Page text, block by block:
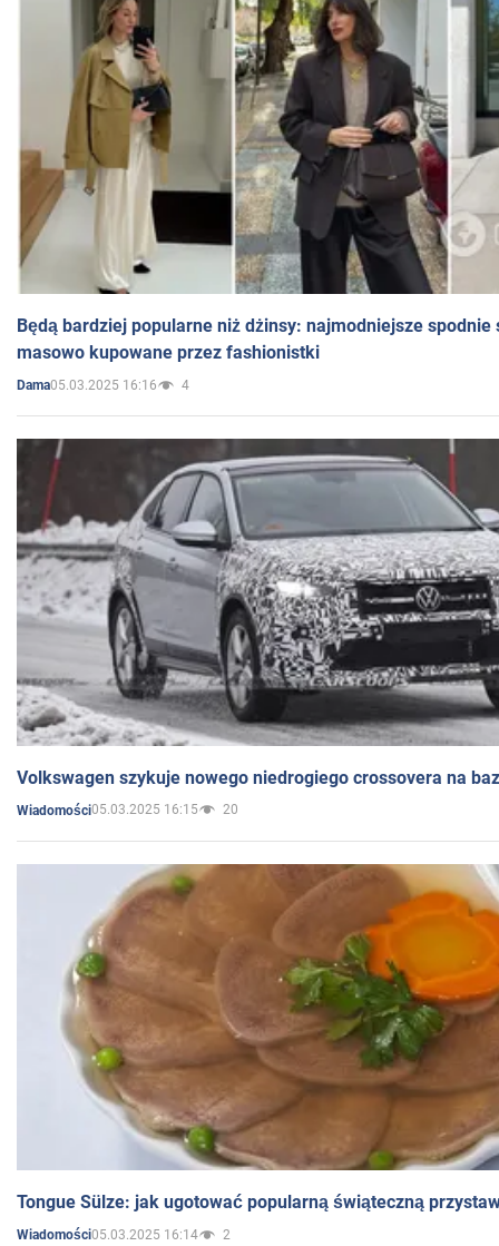
Będą bardziej popularne niż dżinsy: najmodniejsze spodnie
masowo kupowane przez fashionistki
Dama05.03.2025 16:16 4
Volkswagen szykuje nowego niedrogiego crossovera na
Wiadomości05.03.2025 16:15 20
Tongue Sülze: jak ugotować popularną świąteczną
Wiadomości05.03.2025 16:14 2